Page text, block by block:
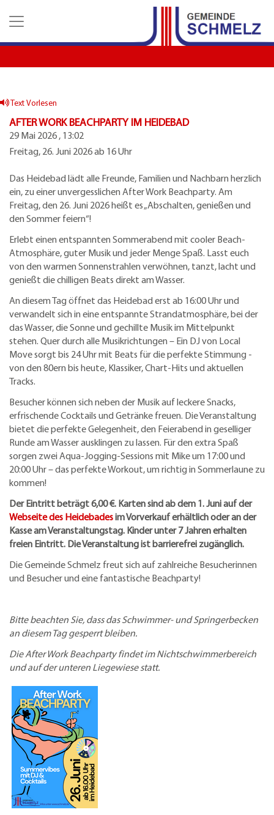
H
t
I
l
e
n Text Vorlesen
AFTER WORK BEACHPARTY IM HEIDEBAD
29 Mai 2026 , 13:02
Freitag, 26. Juni 2026 ab 16 Uhr
Das Heidebad lädt alle Freunde, Familien und Nachbarn herzlich
ein, zu einer unvergesslichen After Work Beachparty. Am
Freitag, den 26. Juni 2026 heißt es „Abschalten, genießen und
den Sommer feiern“!
Erlebt einen entspannten Sommerabend mit cooler Beach-
Atmosphäre, guter Musik und jeder Menge Spaß. Lasst euch
von den warmen Sonnenstrahlen verwöhnen, tanzt, lacht und
genießt die chilligen Beats direkt am Wasser.
An diesem Tag öffnet das Heidebad erst ab 16:00 Uhr und
verwandelt sich in eine entspannte Strandatmosphäre, bei der
das Wasser, die Sonne und gechillte Musik im Mittelpunkt
stehen. Quer durch alle Musikrichtungen – Ein DJ von Local
Move sorgt bis 24 Uhr mit Beats für die perfekte Stimmung -
von den 80ern bis heute, Klassiker, Chart-Hits und aktuellen
Tracks.
Besucher können sich neben der Musik auf leckere Snacks,
erfrischende Cocktails und Getränke freuen. Die Veranstaltung
bietet die perfekte Gelegenheit, den Feierabend in geselliger
Runde am Wasser ausklingen zu lassen. Für den extra Spaß
sorgen zwei Aqua-Jogging-Sessions mit Mike um 17:00 und
20:00 Uhr – das perfekte Workout, um richtig in Sommerlaune zu
kommen!
Der Eintritt beträgt 6,00 €. Karten sind ab dem 1. Juni auf der
Webseite des Heidebadesim Vorverkauf erhältlich oder an der
Kasse am Veranstaltungstag. Kinder unter 7 Jahren erhalten
freien Eintritt. Die Veranstaltung ist barrierefrei zugänglich.
Die Gemeinde Schmelz freut sich auf zahlreiche Besucherinnen
und Besucher und eine fantastische Beachparty!
Bitte beachten Sie, dass das Schwimmer- und Springerbecken
an diesem Tag gesperrt bleiben.
Die After Work Beachparty findet im Nichtschwimmerbereich
und auf der unteren Liegewiese statt.